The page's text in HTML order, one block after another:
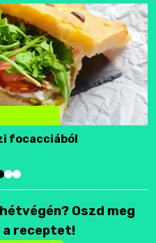
focacciából
Oszd meg
a receptet!